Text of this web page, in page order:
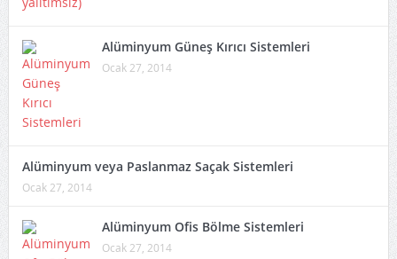
Alüminyum Güneş Kırıcı Sistemleri
Ocak 27, 2014
Alüminyum veya Paslanmaz Saçak Sistemleri
Ocak 27, 2014
Alüminyum Ofis Bölme Sistemleri
Ocak 27, 2014